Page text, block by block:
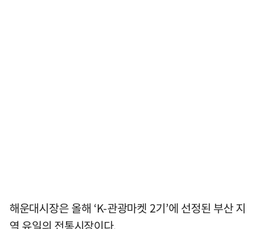
해운대시장은 올해 ‘K-관광마켓 2기’에 선정된 부산 지
역 유일의 전통시장이다.